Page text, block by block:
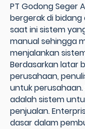
PT Godong Seger
bergerak di bidang
saat ini sistem
manual sehingga
menjalankan
Berdasarkan latar
perusahaan,
untuk
adalah sistem
penjualan.
dasar dalam